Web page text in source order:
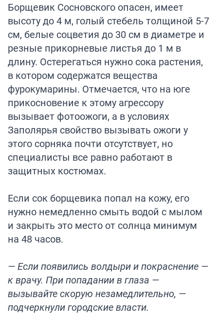
Борщевик Сосновского опасен, имеет
высоту до 4 м, голый стебель толщиной 5-7
см, белые соцветия до 30 см в диаметре и
резные прикорневые листья до 1 м в
длину. Остерегаться нужно сока растения,
в котором содержатся вещества
фурокумарины. Отмечается, что на юге
прикосновение к этому агрессору
вызывает фотоожоги, а в условиях
Заполярья свойство вызывать ожоги у
этого сорняка почти отсутствует, но
специалисты все равно работают в
защитных костюмах.
Если сок борщевика попал на кожу, его
нужно немедленно смыть водой с мылом
и закрыть это место от солнца минимум
на 48 часов.
— Если появились волдыри и покраснение —
к врачу. При попадании в глаза —
вызывайте скорую незамедлительно, —
подчеркнули городские власти.